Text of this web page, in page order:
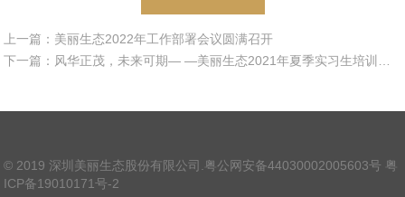
上一篇：美丽生态2022年工作部署会议圆满召开
© 2019 深圳美丽生态股份有限公司. 粤公网安备44030002005603号 粤
ICP备19010171号-2